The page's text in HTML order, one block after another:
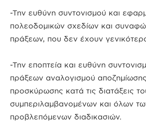
-Την ευθύνη συντονισμού και
πολεοδομικών σχεδίων και
πράξεων, που δεν έχουν
-Την εποπτεία και ευθύνη
πράξεων αναλογισμού
προσκύρωσης κατά τις διατάξεις
συμπεριλαμβανομένων και όλων
προβλεπόμενων διαδικασιών.